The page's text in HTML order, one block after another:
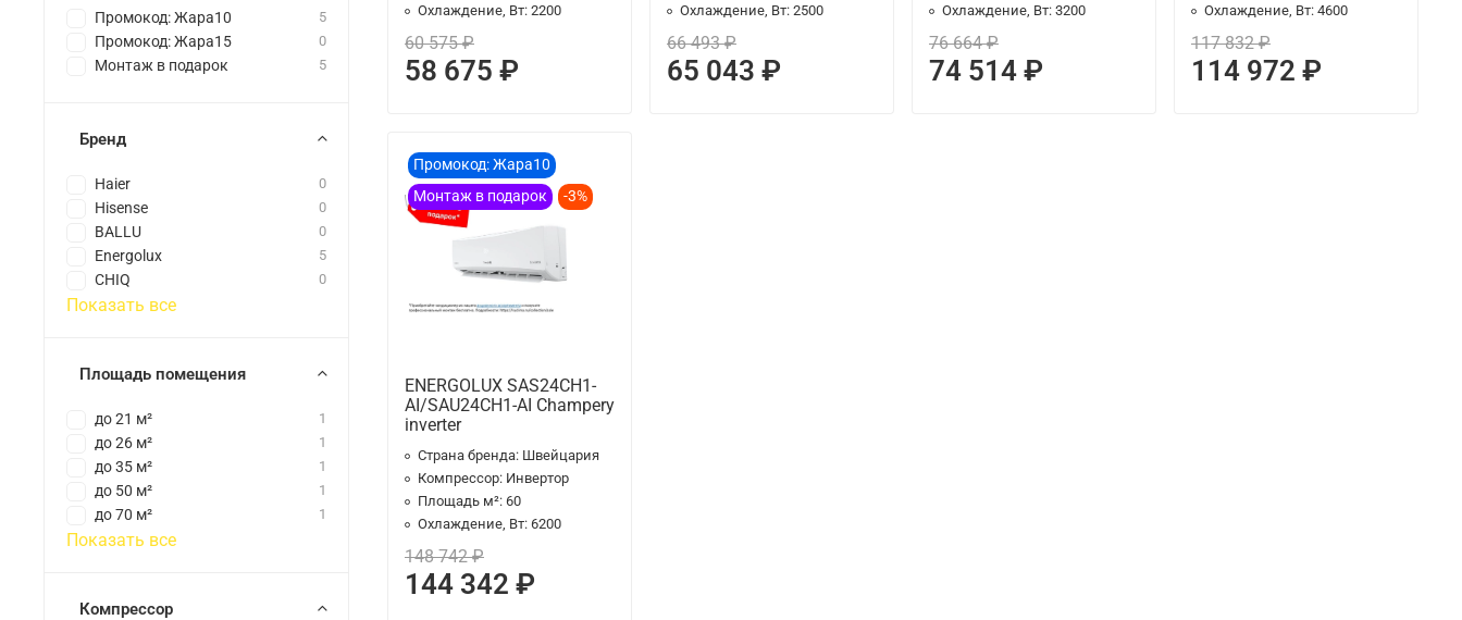
Охлаждение, Вт: 2200
60 575 ₽
58 675 ₽
Охлаждение, Вт: 2500
66 493 ₽
65 043 ₽
Охлаждение, Вт: 3200
76 664 ₽
74 514 ₽
Охлаждение, Вт: 4600
117 832 ₽
114 972 ₽
Промокод: Жара10
Монтаж в подарок
-3%
ENERGOLUX SAS24CH1-
AI/SAU24CH1-AI Champery
inverter
Страна бренда: Швейцария
Компрессор: Инвертор
Площадь м²: 60
Охлаждение, Вт: 6200
148 742 ₽
144 342 ₽
Промокод: Жара10 5
Промокод: Жара15 0
Монтаж в подарок 5
Бренд
Haier 0
Hisense 0
BALLU 0
Energolux 5
CHIQ 0
Показать все
Площадь помещения
до 21 м² 1
до 26 м² 1
до 35 м² 1
до 50 м² 1
до 70 м² 1
Показать все
Компрессор